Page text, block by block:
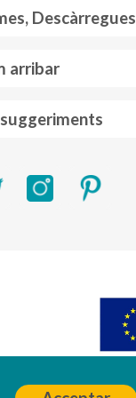
Descàrregues
arribar